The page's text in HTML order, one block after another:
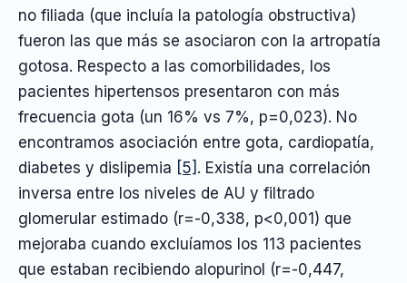
no filiada (que incluía la patología obstructiva)
fueron las que más se asociaron con la artropatía
gotosa. Respecto a las comorbilidades, los
pacientes hipertensos presentaron con más
frecuencia gota (un 16% vs 7%, p=0,023). No
encontramos asociación entre gota, cardiopatía,
diabetes y dislipemia [5] . Existía una correlación
inversa entre los niveles de AU y filtrado
glomerular estimado (r=-0,338, p<0,001) que
mejoraba cuando excluíamos los 113 pacientes
que estaban recibiendo alopurinol (r=-0,447,